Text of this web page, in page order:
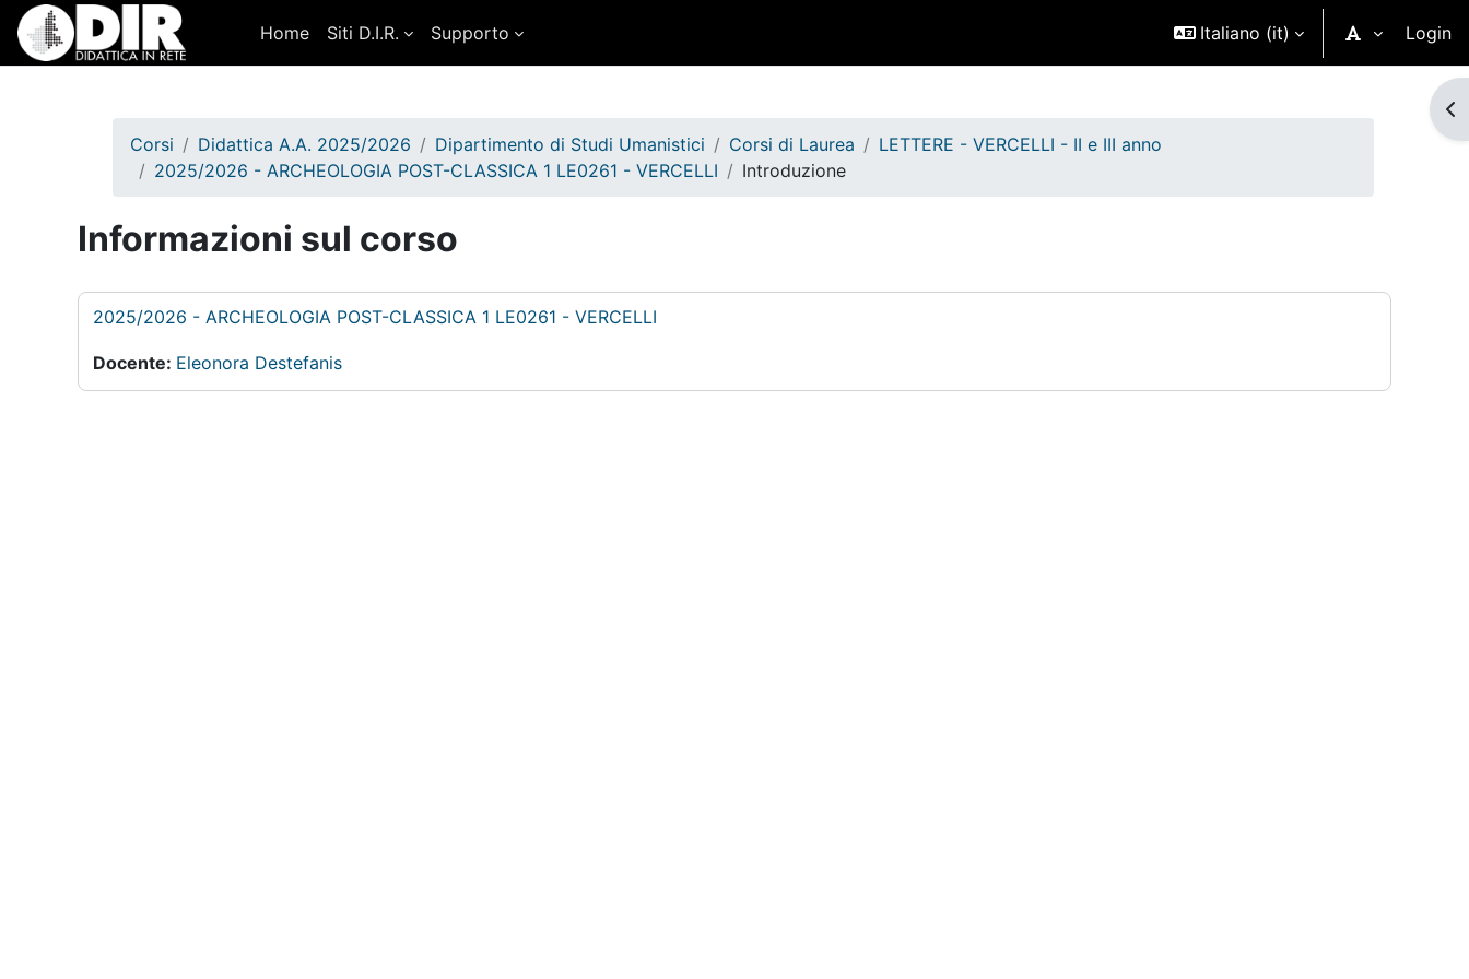
Vai al contenuto principale
Home
Siti D.I.R. Supporto Italiano ‎(it)‎ Login
Corsi
Didattica A.A. 2025/2026 Dipartimento di Studi Umanistici Corsi di Laurea
LETTERE - VERCELLI - II e III anno
2025/2026 - ARCHEOLOGIA POST-CLASSICA 1 LE0261 - VERCELLI
Introduzione
Informazioni sul corso
2025/2026 - ARCHEOLOGIA POST-CLASSICA 1 LE0261 - VERCELLI
Docente: Eleonora Destefanis